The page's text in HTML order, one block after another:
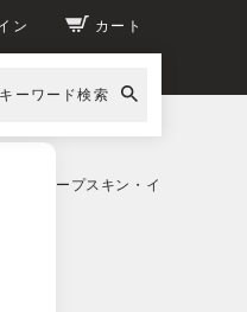
ン カート
キーワード検索
用シープスキン・イ